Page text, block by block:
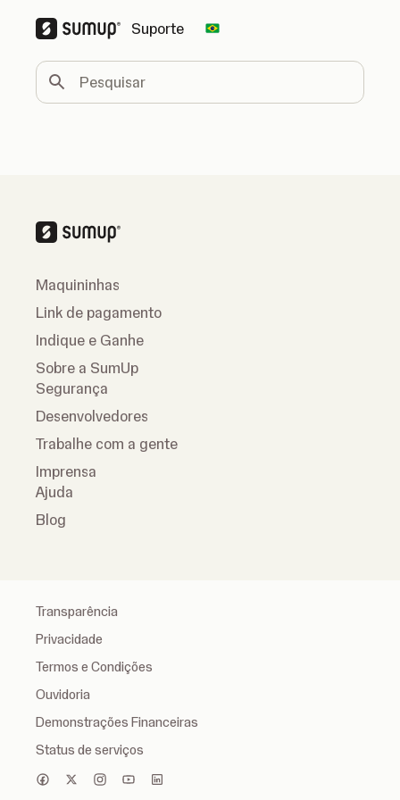
Suporte Change country
Pesquisar
Maquininhas
Link de pagamento
Indique e Ganhe
Sobre a SumUp
Segurança
Desenvolvedores
Trabalhe com a gente
Imprensa
Ajuda
Blog
Transparência
Privacidade
Termos e Condições
Ouvidoria
Demonstrações Financeiras
Status de serviços